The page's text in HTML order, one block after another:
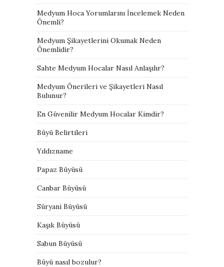
Medyum Hoca Yorumlarını İncelemek Neden
Önemli?
Medyum Şikayetlerini Okumak Neden
Önemlidir?
Sahte Medyum Hocalar Nasıl Anlaşılır?
Medyum Önerileri ve Şikayetleri Nasıl
Bulunur?
En Güvenilir Medyum Hocalar Kimdir?
Büyü Belirtileri
Yıldızname
Papaz Büyüsü
Canbar Büyüsü
Süryani Büyüsü
Kaşık Büyüsü
Sabun Büyüsü
Büyü nasıl bozulur?